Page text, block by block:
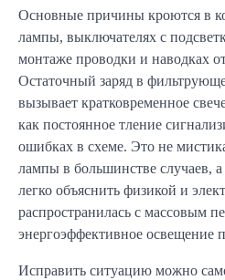
Основные причины кроются в
лампы, выключателях с
монтаже проводки и наводках
Остаточный заряд в
вызывает кратковременное
как постоянное тление
ошибках в схеме. Это не
лампы в большинстве случаев,
легко объяснить физикой и
распространилась с массовым
энергоэффективное освещение
Исправить ситуацию можно